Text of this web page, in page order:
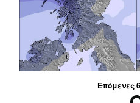
Επόμενες